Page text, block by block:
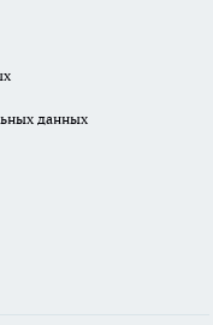
данных